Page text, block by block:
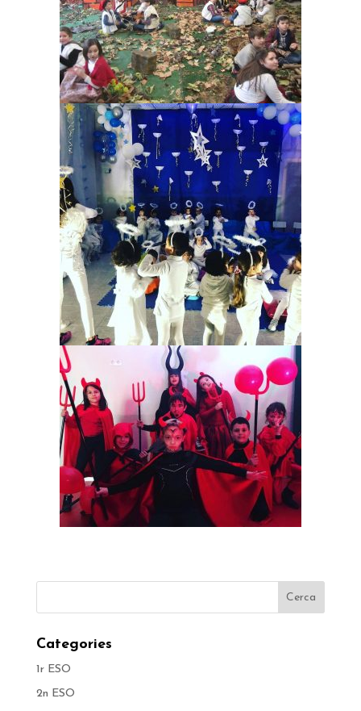
Categories
1r ESO
2n ESO